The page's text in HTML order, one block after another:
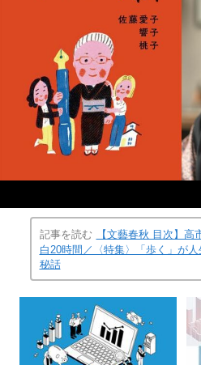
記事を読む
【文藝春秋 目次】
白20時間／〈特集〉「歩く」が
秘話